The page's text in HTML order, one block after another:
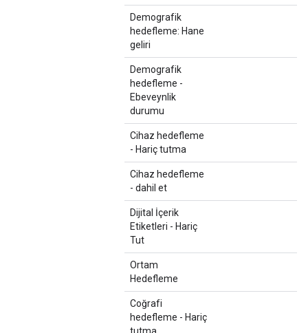
Demografik
hedefleme: Hane
geliri
Demografik
hedefleme -
Ebeveynlik
durumu
Cihaz hedefleme
- Hariç tutma
Cihaz hedefleme
- dahil et
Dijital İçerik
Etiketleri - Hariç
Tut
Ortam
Hedefleme
Coğrafi
hedefleme - Hariç